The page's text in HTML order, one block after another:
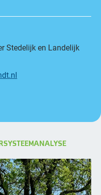
Stedelijk en Landelijk